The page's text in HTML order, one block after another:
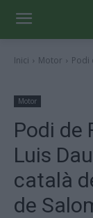
Inici Motor Podi
Motor
Podi de
Luis
català
de